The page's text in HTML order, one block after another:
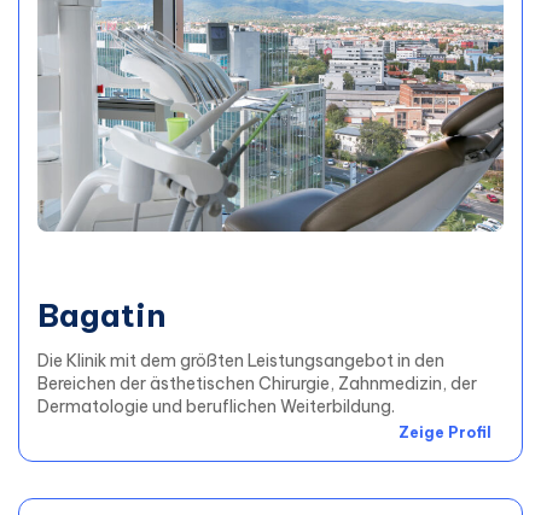
Bagatin
Die Klinik mit dem größten Leistungsangebot in den
Bereichen der ästhetischen Chirurgie, Zahnmedizin, der
Dermatologie und beruflichen Weiterbildung.
Zeige Profil